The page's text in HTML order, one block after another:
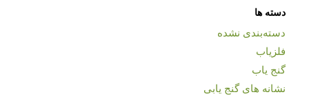
دسته ها
دسته‌بندی نشده
فلزیاب
گنج یاب
نشانه های گنج یابی